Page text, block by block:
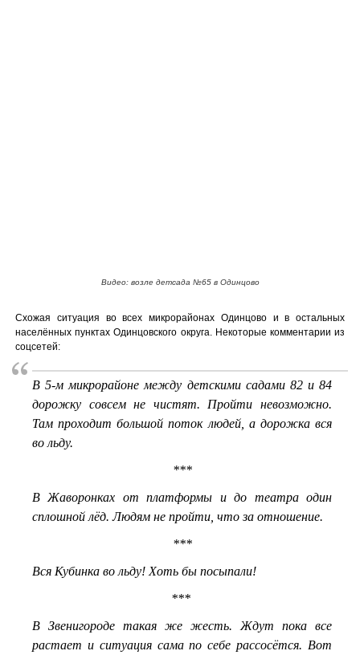
Видео: возле детсада №65 в Одинцово
Схожая ситуация во всех микрорайонах Одинцово и в остальных
населённых пунктах Одинцовского округа. Некоторые комментарии из
соцсетей:
В 5-м микрорайоне между детскими садами 82 и 84
дорожку совсем не чистят. Пройти невозможно.
Там проходит большой поток людей, а дорожка вся
во льду.
***
В Жаворонках от платформы и до театра один
сплошной лёд. Людям не пройти, что за отношение.
***
Вся Кубинка во льду! Хоть бы посыпали!
***
В Звенигороде такая же жесть. Ждут пока все
растает и ситуация сама по себе рассосётся. Вот